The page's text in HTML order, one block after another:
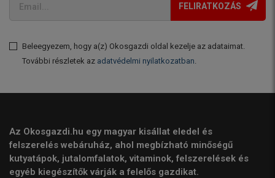
FELIRATKOZÁS
Beleegyezem, hogy a(z) Okosgazdi oldal kezelje az adataimat.
További részletek az adatvédelmi nyilatkozatban
Az Okosgazdi.hu egy magyar kisállat eledel és
felszerelés webáruház, ahol megbízható minőségű
kutyatápok, jutalomfalatok, vitaminok, felszerelések és
egyéb kiegészítők várják a felelős gazdikat.